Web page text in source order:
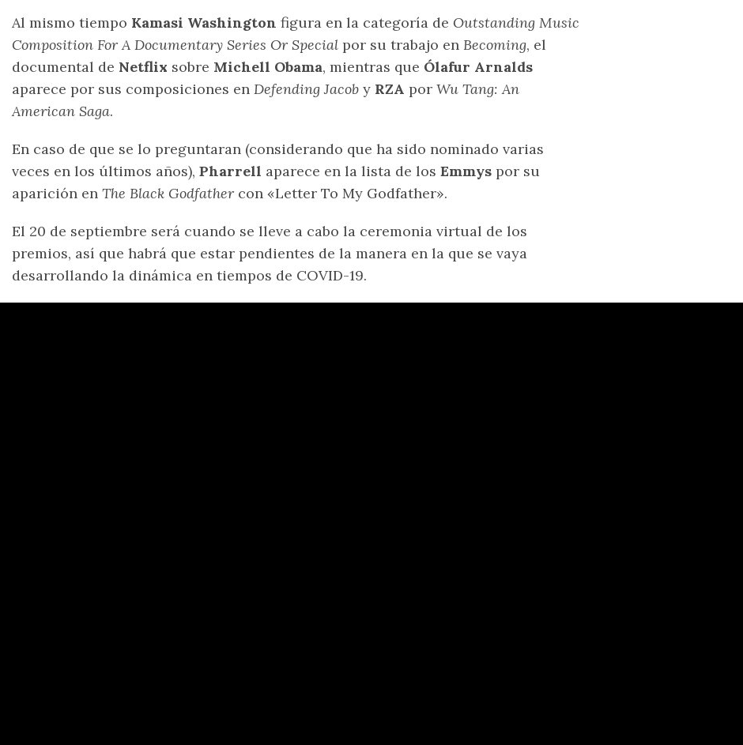
Al mismo tiempo Kamasi Washington figura en la categoría de Outstanding Music
Composition For A Documentary Series Or Special por su trabajo en Becoming, el
documental de Netflix sobre Michell Obama, mientras que Ólafur Arnalds
aparece por sus composiciones en Defending Jacob y RZA por Wu Tang: An
American Saga.
En caso de que se lo preguntaran (considerando que ha sido nominado varias
veces en los últimos años), Pharrell aparece en la lista de los Emmys por su
aparición en The Black Godfather con «Letter To My Godfather».
El 20 de septiembre será cuando se lleve a cabo la ceremonia virtual de los
premios, así que habrá que estar pendientes de la manera en la que se vaya
desarrollando la dinámica en tiempos de COVID-19.